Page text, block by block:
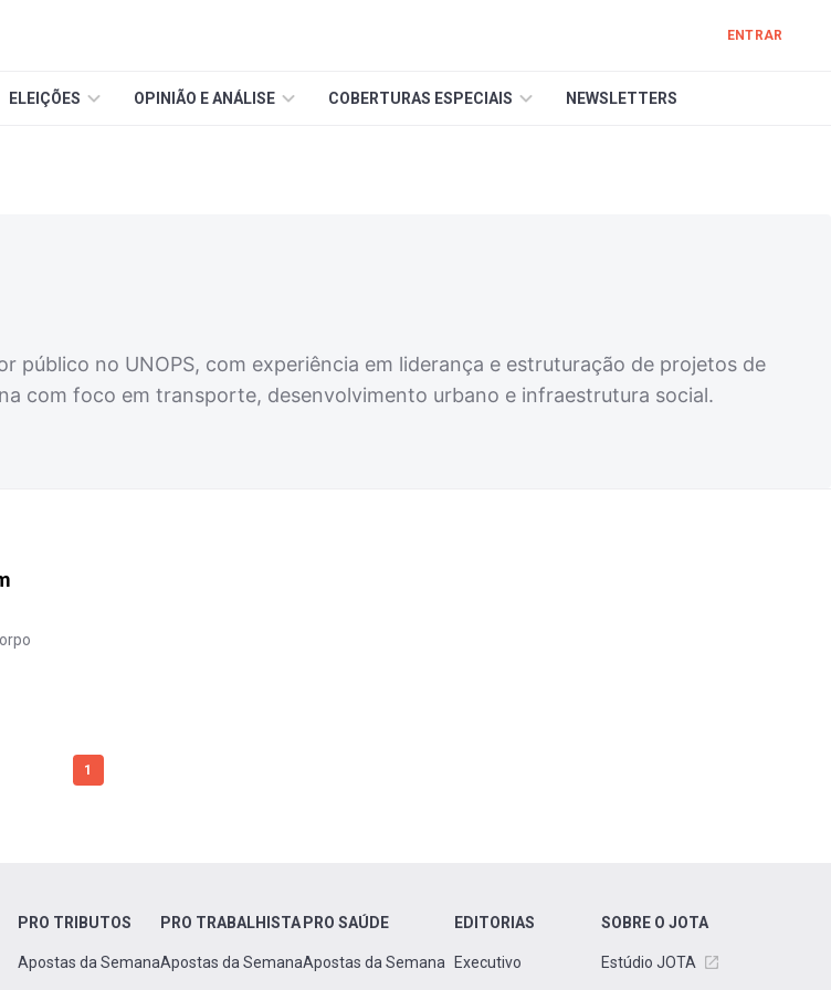
ENTRAR
ELEIÇÕES OPINIÃO E ANÁLISE COBERTURAS ESPECIAIS NEWSLETTERS
público no UNOPS, com experiência em liderança e estruturação de projetos de
com foco em transporte, desenvolvimento urbano e infraestrutura social.
1
PRO TRIBUTOS
Apostas da Semana
PRO TRABALHISTA
Apostas da Semana
PRO SAÚDE
Apostas da Semana
EDITORIAS
Executivo
SOBRE O JOTA
Estúdio JOTA